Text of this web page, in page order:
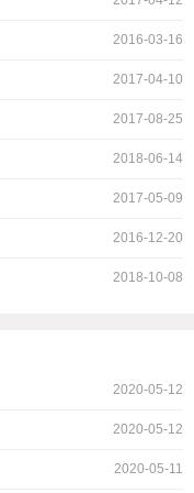
2016-03-16
2017-04-10
2017-08-25
2018-06-14
2017-05-09
2016-12-20
2018-10-08
2020-05-12
2020-05-12
2020-05-11